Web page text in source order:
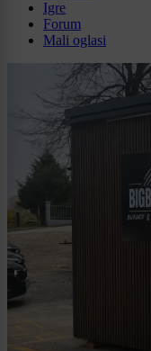
Igre
Forum
Mali oglasi